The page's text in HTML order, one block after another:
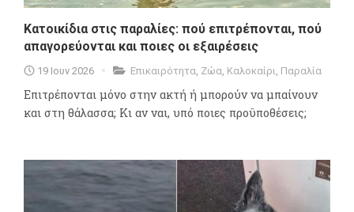
Κατοικίδια στις παραλίες: πού επιτρέπονται, πού
απαγορεύονται και ποιες οι εξαιρέσεις
19 Ιουν 2026 Επικαιρότητα Ζώα Καλοκαίρι Παραλία
Επιτρέπονται μόνο στην ακτή ή μπορούν να μπαίνουν
και στη θάλασσα; Κι αν ναι, υπό ποιες προϋποθέσεις;